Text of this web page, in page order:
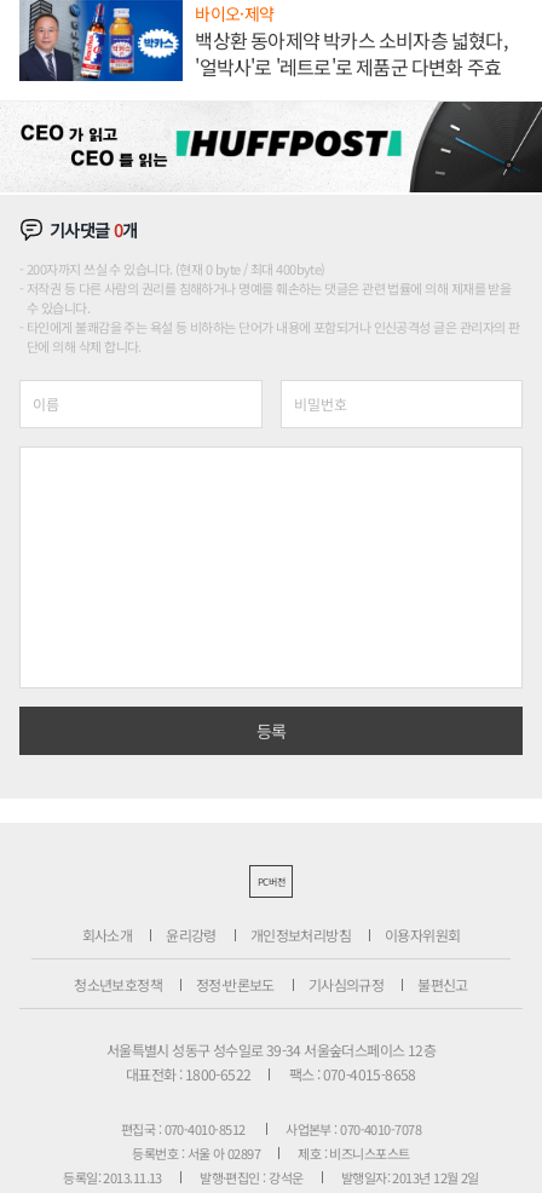
바이오·제약
백상환 동아제약 박카스 소비자층 넓혔다,
'얼박사'로 '레트로'로 제품군 다변화 주효
기사댓글0개
200자까지 쓰실 수 있습니다. (현재 0 byte / 최대 400byte)
저작권 등 다른 사람의 권리를 침해하거나 명예를 훼손하는 댓글은 관련 법률에 의해 제재를 받을
수 있습니다.
타인에게 불쾌감을 주는 욕설 등 비하하는 단어가 내용에 포함되거나 인신공격성 글은 관리자의 판
단에 의해 삭제 합니다.
PC버전
회사소개 윤리강령 개인정보처리방침 이용자위원회
청소년보호정책 정정·반론보도 기사심의규정 불편신고
서울특별시 성동구 성수일로 39-34 서울숲더스페이스 12층
대표전화 : 1800-6522
팩스 : 070-4015-8658
편집국 : 070-4010-8512
사업본부 : 070-4010-7078
등록번호 : 서울 아 02897
제호 : 비즈니스포스트
등록일: 2013.11.13
발행·편집인 : 강석운
발행일자: 2013년 12월 2일